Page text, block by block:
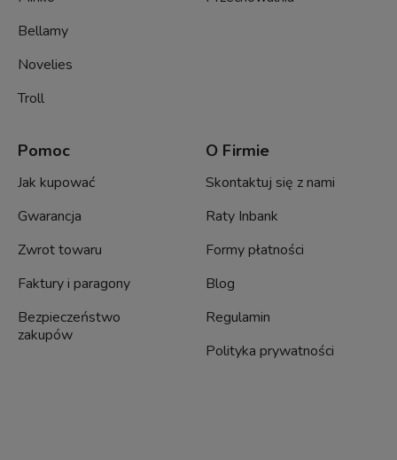
Bellamy
Novelies
Troll
Pomoc
Jak kupować
Gwarancja
Zwrot towaru
Faktury i paragony
Bezpieczeństwo
zakupów
O Firmie
Skontaktuj się z nami
Raty Inbank
Formy płatności
Blog
Regulamin
Polityka prywatności